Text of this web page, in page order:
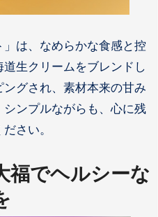
」は、なめらかな食感と控
生クリームをブレンドし
グされ、素材本来の甘み
ンプルながらも、心に残
さい。
福でヘルシーな